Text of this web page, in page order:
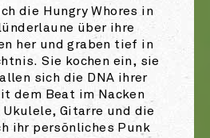
die Hungry Whores in
über ihre
her und graben tief in
Sie kochen ein, sie
sich die DNA ihrer
dem Beat im Nacken
Gitarre und die
ihr persönliches Punk